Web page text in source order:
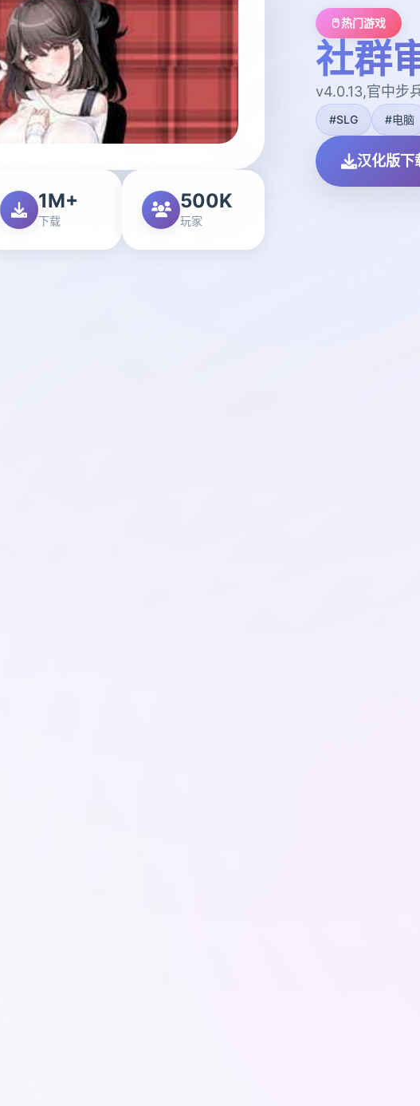
1M+
下载
500K
玩家
🖱️ 热门游戏
社群
v4.0.13,官中步
#SLG #电脑
汉化版下